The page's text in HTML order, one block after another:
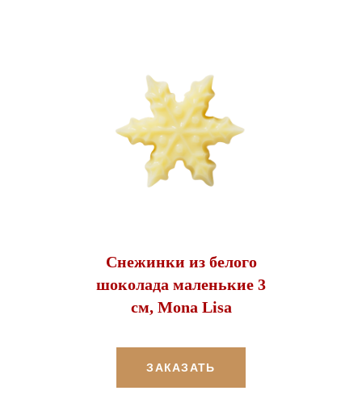
Снежинки из белого
шоколада маленькие 3
см, Mona Lisa
ЗАКАЗАТЬ